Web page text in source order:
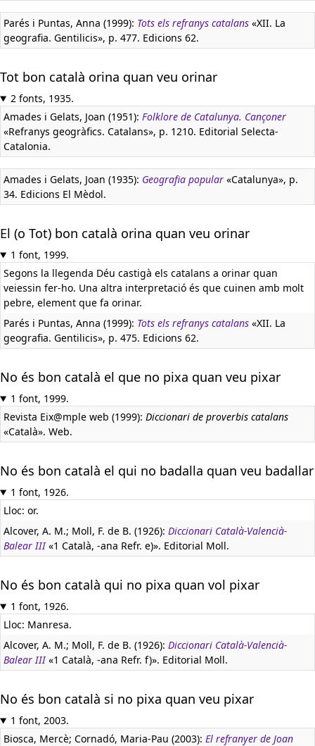
Parés i Puntas, Anna (1999): Tots els refranys catalans «XII. La
geografia. Gentilicis», p. 477. Edicions 62.
Tot bon català orina quan veu orinar
2 fonts, 1935.
Amades i Gelats, Joan (1951): Folklore de Catalunya. Cançoner
«Refranys geogràfics. Catalans», p. 1210. Editorial Selecta-
Catalonia.
Amades i Gelats, Joan (1935): Geografia popular «Catalunya», p.
34. Edicions El Mèdol.
El (o Tot) bon català orina quan veu orinar
1 font, 1999.
Segons la llegenda Déu castigà els catalans a orinar quan
veiessin fer-ho. Una altra interpretació és que cuinen amb molt
pebre, element que fa orinar.
Parés i Puntas, Anna (1999): Tots els refranys catalans «XII. La
geografia. Gentilicis», p. 475. Edicions 62.
No és bon català el que no pixa quan veu pixar
1 font, 1999.
Revista Eix@mple web (1999): Diccionari de proverbis catalans
«Català». Web.
No és bon català el qui no badalla quan veu badallar
1 font, 1926.
Lloc: or.
Alcover, A. M.; Moll, F. de B. (1926): Diccionari Català-Valencià-
Balear III«1 Català, -ana Refr. e)». Editorial Moll.
No és bon català qui no pixa quan vol pixar
1 font, 1926.
Lloc: Manresa.
Alcover, A. M.; Moll, F. de B. (1926): Diccionari Català-Valencià-
Balear III«1 Català, -ana Refr. f)». Editorial Moll.
No és bon català si no pixa quan veu pixar
1 font, 2003.
Biosca, Mercè; Cornadó, Maria-Pau (2003): El refranyer de Joan